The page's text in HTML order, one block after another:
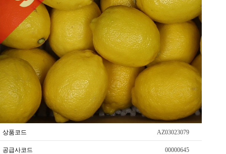
상품코드 AZ03023079
공급사코드 00000645